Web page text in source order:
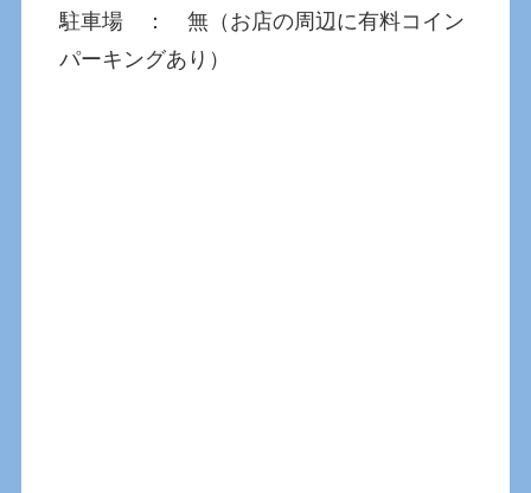
駐車場 ： 無（お店の周辺に有料コイン
パーキングあり）